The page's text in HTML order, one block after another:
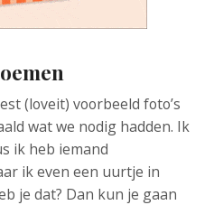
(loveit) voorbeeld foto’s
wat we nodig hadden. Ik
ik heb iemand
ik even een uurtje in
je dat? Dan kun je gaan